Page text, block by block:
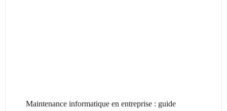
Maintenance informatique en entreprise : guide